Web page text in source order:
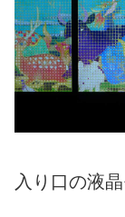
入り口の液